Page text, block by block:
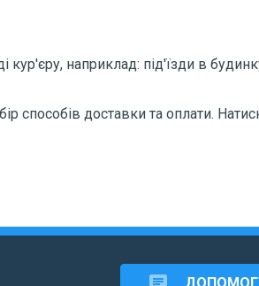
кур'єру, наприклад: під'їзди в
способів доставки та оплати.